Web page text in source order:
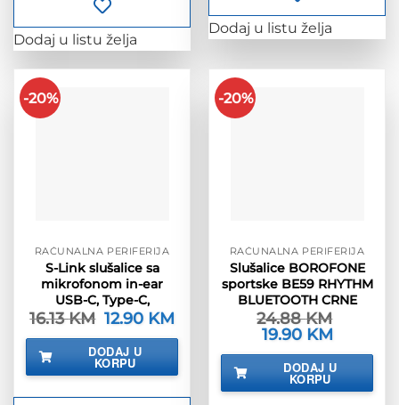
Dodaj u listu želja
Dodaj u listu želja
-20%
RAČUNALNA PERIFERIJA
S-Link slušalice sa
mikrofonom in-ear
USB-C, Type-C,
16.13KM Izvorna
cijena
bila
je:
16.13 KM.
12.90 KM
je:
12.90 KM.
DODAJ U
KORPU
-20%
RAČUNALNA PERIFERIJA
Slušalice BOROFONE
sportske BE59 RHYTHM
BLUETOOTH CRNE
24.88KM
Izvorna
cijena
bila
24.88 KM.
19.90 KM
je:
19.90 KM.
DODAJ U
KORPU